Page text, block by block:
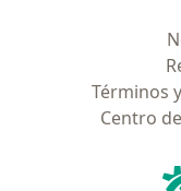
Términos
Centro